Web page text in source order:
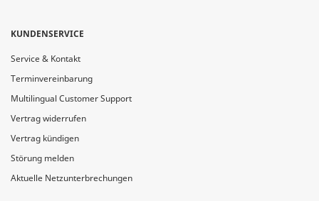
KUNDENSERVICE
Service & Kontakt
Terminvereinbarung
Multilingual Customer Support
Vertrag widerrufen
Vertrag kündigen
Störung melden
Aktuelle Netzunterbrechungen